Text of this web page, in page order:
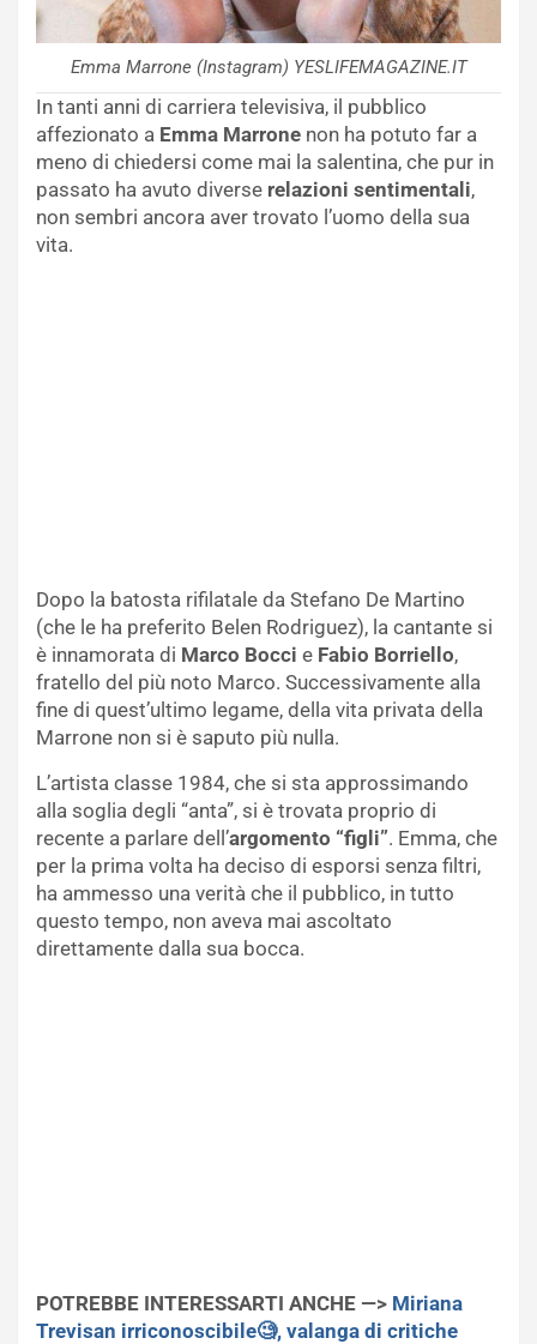
Emma Marrone (Instagram) YESLIFEMAGAZINE.IT
In tanti anni di carriera televisiva, il pubblico
affezionato a Emma Marrone non ha potuto far a
meno di chiedersi come mai la salentina, che pur in
passato ha avuto diverse relazioni sentimentali,
non sembri ancora aver trovato l’uomo della sua
vita.
Dopo la batosta rifilatale da Stefano De Martino
(che le ha preferito Belen Rodriguez), la cantante si
è innamorata di Marco Bocci e Fabio Borriello,
fratello del più noto Marco. Successivamente alla
fine di quest’ultimo legame, della vita privata della
Marrone non si è saputo più nulla.
L’artista classe 1984, che si sta approssimando
alla soglia degli “anta”, si è trovata proprio di
recente a parlare dell’argomento “figli”. Emma, che
per la prima volta ha deciso di esporsi senza filtri,
ha ammesso una verità che il pubblico, in tutto
questo tempo, non aveva mai ascoltato
direttamente dalla sua bocca.
POTREBBE INTERESSARTI ANCHE —> Miriana
Trevisan irriconoscibile🧐, valanga di critiche